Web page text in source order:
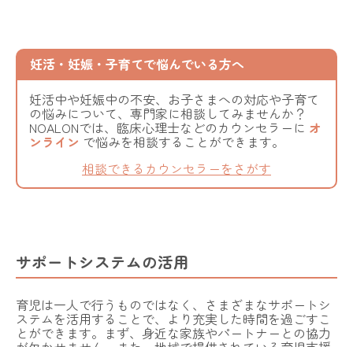
妊活・妊娠・子育てで悩んでいる方へ
妊活中や妊娠中の不安、お子さまへの対応や子育て
の悩みについて、専門家に相談してみませんか？
NOALONでは、臨床心理士などのカウンセラーに オ
ンライン で悩みを相談することができます。
相談できるカウンセラーをさがす
サポートシステムの活用
育児は一人で行うものではなく、さまざまなサポートシ
ステムを活用することで、より充実した時間を過ごすこ
とができます。まず、身近な家族やパートナーとの協力